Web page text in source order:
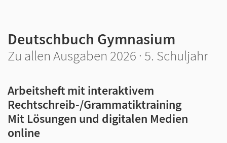
Deutschbuch Gymnasium
Zu allen Ausgaben 2026 · 5. Schuljahr
Arbeitsheft mit interaktivem
Rechtschreib-/Grammatiktraining
Mit Lösungen und digitalen Medien
online